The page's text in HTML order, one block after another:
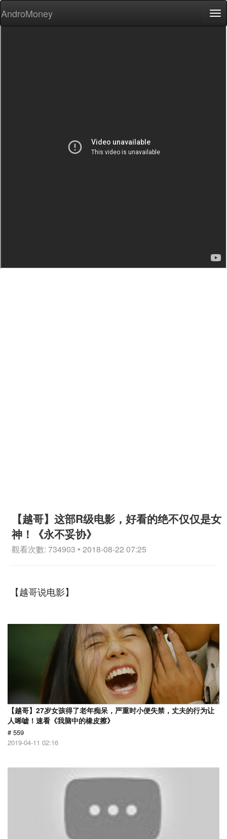
AndroMoney
【越哥】这部R级电影，好看的绝不仅仅是女
神！《永不妥协》
觀看次數: 734903 • 2018-08-22 07:25
【越哥说电影】
【越哥】27岁女孩得了老年痴呆，严重时小便失禁，丈夫的行为让
人唏嘘！速看《我脑中的橡皮擦》
# 559
2019-04-11 02:16